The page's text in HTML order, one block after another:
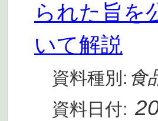
られた旨を
いて解説
資料種別: 食
資料日付: